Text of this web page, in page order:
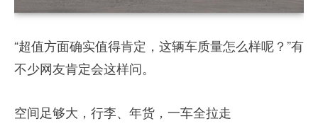
“超值方面确实值得肯定，这辆车质量怎么样呢？”有
不少网友肯定会这样问。
空间足够大，行李、年货，一车全拉走